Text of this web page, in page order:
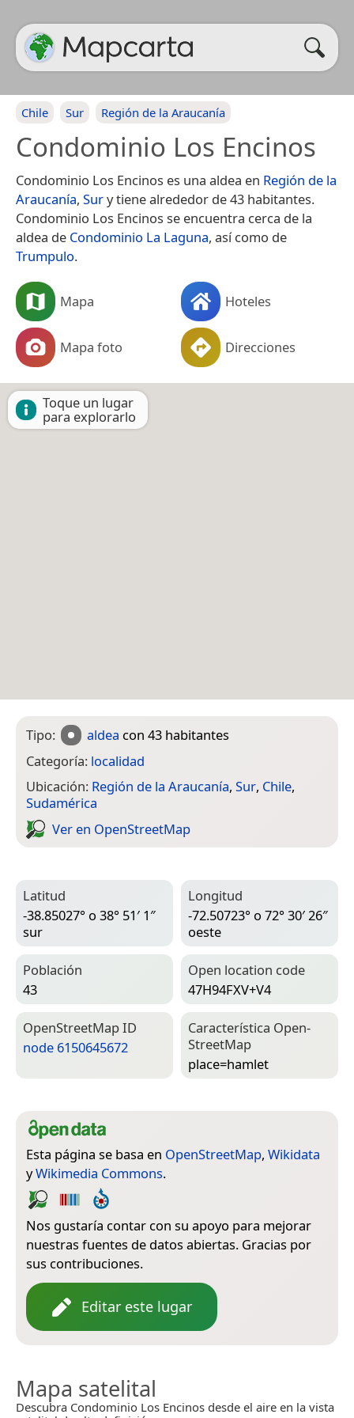
Chile Sur Región de la Araucanía
Condominio Los Encinos
Condominio Los Encinos es una aldea en Región de la
Araucanía, Sury tiene alrededor de 43 habitantes.
Condominio Los Encinos se encuentra cerca de la
aldea de Condominio La Laguna, así como de
Trumpulo.
Mapa Hoteles
Mapa foto Direcciones
Toque un lugar
para explorarlo
Tipo: aldea con 43 habitantes
Categoría: localidad
Ubicación: Región de la Araucanía, Sur, Chile,
Sudamérica
Ver en Open­Street­Map
Latitud
-38.85027° o 38° 51′ 1″
sur
Longitud
-72.50723° o 72° 30′ 26″
oeste
Población
43
Open location code
47H94FXV+V4
Open­Street­Map ID
node 6150645672
Característica Open­
Street­Map
place=­hamlet
Esta página se basa en OpenStreetMap, Wikidata
yWikimedia Commons.
Nos gustaría contar con su apoyo para mejorar
nuestras fuentes de datos abiertas. Gracias por
sus contribuciones.
Editar este lugar
Mapa satelital
Descubra Condominio Los Encinos desde el aire en la vista